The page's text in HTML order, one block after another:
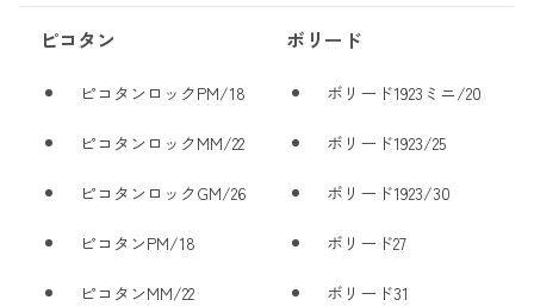
ピコタン
ピコタンロックPM/18
ピコタンロックMM/22
ピコタンロックGM/26
ピコタンPM/18
ピコタンMM/22
ボリード
ボリード1923ミニ/20
ボリード1923/25
ボリード1923/30
ボリード27
ボリード31